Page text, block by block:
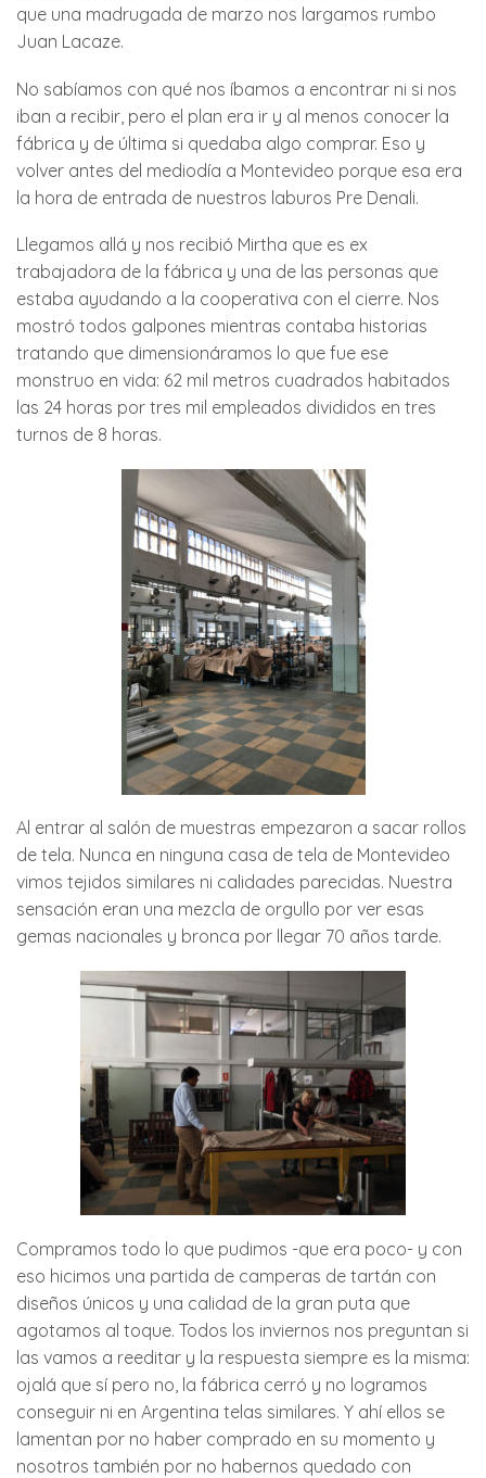
que una madrugada de marzo nos largamos rumbo
Juan Lacaze.
No sabíamos con qué nos íbamos a encontrar ni si nos
iban a recibir, pero el plan era ir y al menos conocer la
fábrica y de última si quedaba algo comprar. Eso y
volver antes del mediodía a Montevideo porque esa era
la hora de entrada de nuestros laburos Pre Denali.
Llegamos allá y nos recibió Mirtha que es ex
trabajadora de la fábrica y una de las personas que
estaba ayudando a la cooperativa con el cierre. Nos
mostró todos galpones mientras contaba historias
tratando que dimensionáramos lo que fue ese
monstruo en vida: 62 mil metros cuadrados habitados
las 24 horas por tres mil empleados divididos en tres
turnos de 8 horas.
Al entrar al salón de muestras empezaron a sacar rollos
de tela. Nunca en ninguna casa de tela de Montevideo
vimos tejidos similares ni calidades parecidas. Nuestra
sensación eran una mezcla de orgullo por ver esas
gemas nacionales y bronca por llegar 70 años tarde.
Compramos todo lo que pudimos -que era poco- y con
eso hicimos una partida de camperas de tartán con
diseños únicos y una calidad de la gran puta que
agotamos al toque. Todos los inviernos nos preguntan si
las vamos a reeditar y la respuesta siempre es la misma:
ojalá que sí pero no, la fábrica cerró y no logramos
conseguir ni en Argentina telas similares. Y ahí ellos se
lamentan por no haber comprado en su momento y
nosotros también por no habernos quedado con